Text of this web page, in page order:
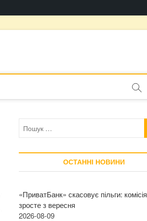
ОСТАННІ НОВИНИ
«ПриватБанк» скасовує пільги: комісія
зросте з вересня
2026-08-09